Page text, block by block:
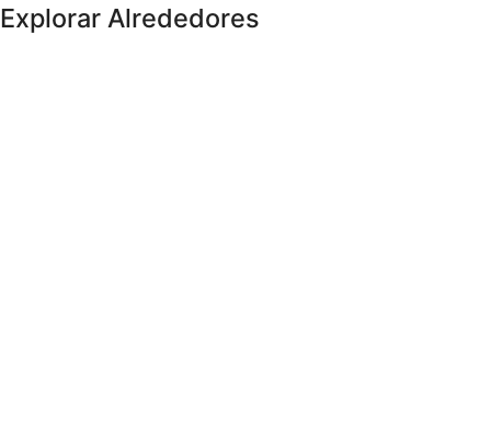
Explorar Alrededores